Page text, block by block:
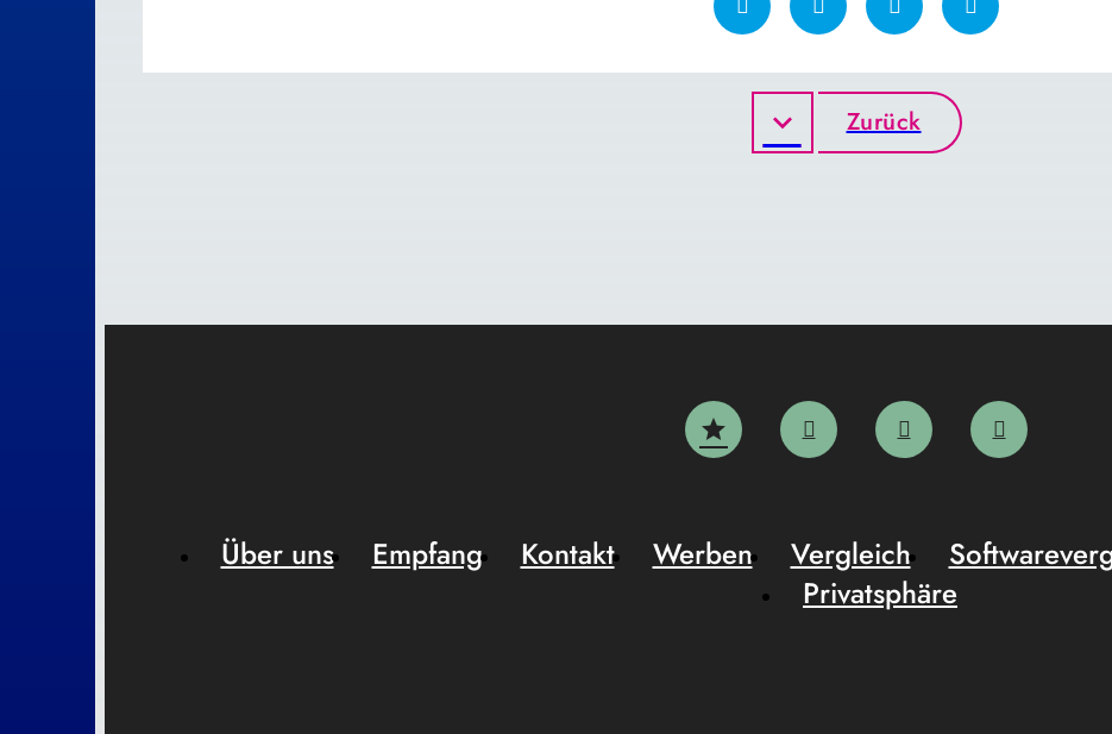
Zurück
Über uns Empfang Kontakt Werben Vergleich
Privatsphäre